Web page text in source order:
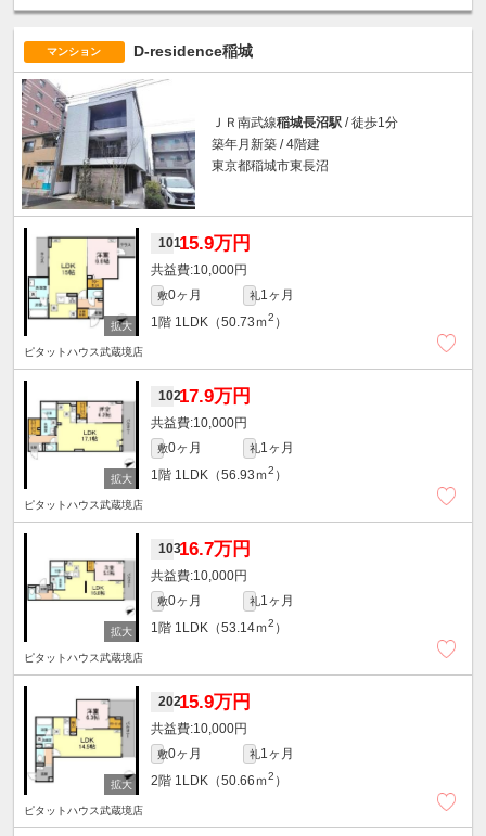
マンション D-residence稲城
ＪＲ南武線稲城長沼駅 / 徒歩1分
築年月新築 / 4階建
東京都稲城市東長沼
10115.9万円
10,000円
敷0ヶ月 礼1ヶ月
1階 1LDK（50.73ｍ2 ）
ピタットハウス武蔵境店
10217.9万円
10,000円
敷0ヶ月 礼1ヶ月
1階 1LDK（56.93ｍ2 ）
ピタットハウス武蔵境店
10316.7万円
10,000円
敷0ヶ月 礼1ヶ月
1階 1LDK（53.14ｍ2 ）
ピタットハウス武蔵境店
20215.9万円
10,000円
敷0ヶ月 礼1ヶ月
2階 1LDK（50.66ｍ2 ）
ピタットハウス武蔵境店